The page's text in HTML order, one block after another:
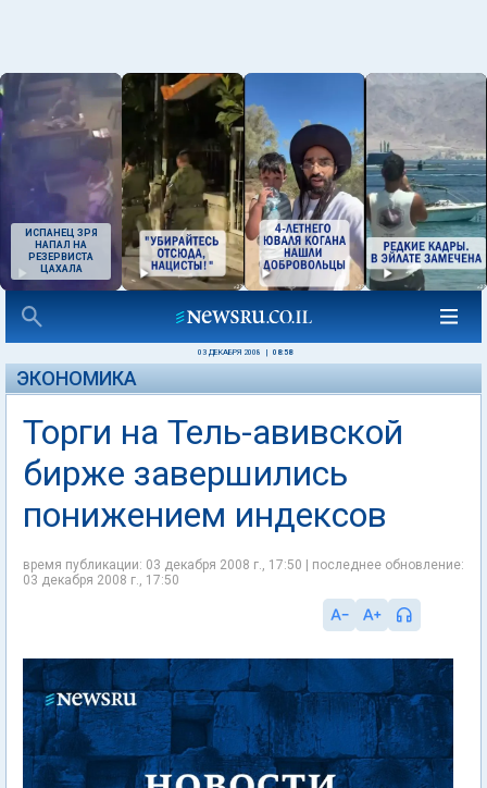
ИСПАНЕЦ ЗРЯ
НАПАЛ НА
РЕЗЕРВИСТА
ЦАХАЛА
03 ДЕКАБРЯ 2008 08:58
ЭКОНОМИКА
Торги на Тель-авивской
бирже завершились
понижением индексов
время публикации: 03 декабря 2008 г., 17:50 | последнее обновление:
03 декабря 2008 г., 17:50